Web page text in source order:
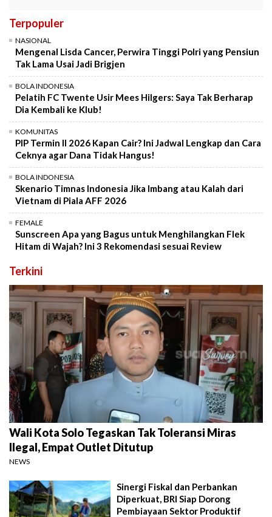
Terpopuler
NASIONAL
Mengenal Lisda Cancer, Perwira Tinggi Polri yang Pensiun
Tak Lama Usai Jadi Brigjen
BOLA INDONESIA
Pelatih FC Twente Usir Mees Hilgers: Saya Tak Berharap
Dia Kembali ke Klub!
KOMUNITAS
PIP Termin II 2026 Kapan Cair? Ini Jadwal Lengkap dan Cara
Ceknya agar Dana Tidak Hangus!
BOLA INDONESIA
Skenario Timnas Indonesia Jika Imbang atau Kalah dari
Vietnam di Piala AFF 2026
FEMALE
Sunscreen Apa yang Bagus untuk Menghilangkan Flek
Hitam di Wajah? Ini 3 Rekomendasi sesuai Review
Terkini
Wali Kota Solo Tegaskan Tak Toleransi Miras
Ilegal, Empat Outlet Ditutup
NEWS
Sinergi Fiskal dan Perbankan
Diperkuat, BRI Siap Dorong
Pembiayaan Sektor Produktif